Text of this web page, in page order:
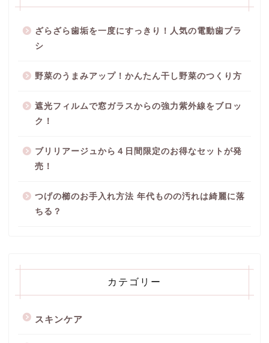
ざらざら歯垢を一度にすっきり！人気の電動歯ブラ
シ
野菜のうまみアップ！かんたん干し野菜のつくり方
遮光フィルムで窓ガラスからの強力紫外線をブロッ
ク！
ブリリアージュから４日間限定のお得なセットが発
売！
つげの櫛のお手入れ方法 年代ものの汚れは綺麗に落
ちる？
カテゴリー
スキンケア